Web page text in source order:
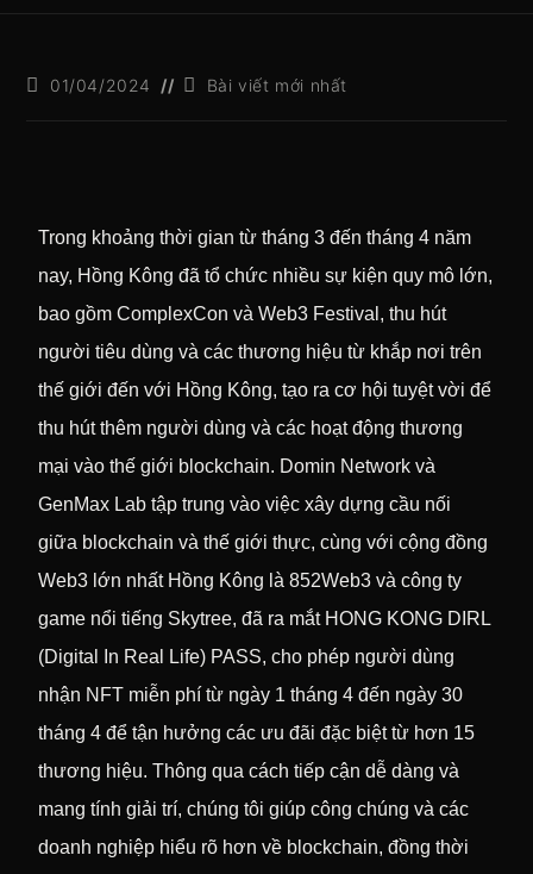
01/04/2024 Bài viết mới nhất
Trong khoảng thời gian từ tháng 3 đến tháng 4 năm
nay, Hồng Kông đã tổ chức nhiều sự kiện quy mô lớn,
bao gồm ComplexCon và Web3 Festival, thu hút
người tiêu dùng và các thương hiệu từ khắp nơi trên
thế giới đến với Hồng Kông, tạo ra cơ hội tuyệt vời để
thu hút thêm người dùng và các hoạt động thương
mại vào thế giới blockchain. Domin Network và
GenMax Lab tập trung vào việc xây dựng cầu nối
giữa blockchain và thế giới thực, cùng với cộng đồng
Web3 lớn nhất Hồng Kông là 852Web3 và công ty
game nổi tiếng Skytree, đã ra mắt HONG KONG DIRL
(Digital In Real Life) PASS, cho phép người dùng
nhận NFT miễn phí từ ngày 1 tháng 4 đến ngày 30
tháng 4 để tận hưởng các ưu đãi đặc biệt từ hơn 15
thương hiệu. Thông qua cách tiếp cận dễ dàng và
mang tính giải trí, chúng tôi giúp công chúng và các
doanh nghiệp hiểu rõ hơn về blockchain, đồng thời